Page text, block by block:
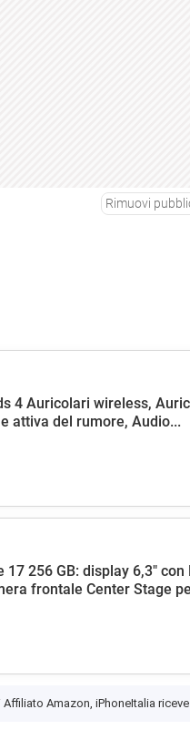
Rimuovi
4 Auricolari wireless,
attiva del rumore, Audio...
17 256 GB: display 6,3"
frontale Center Stage
Affiliato Amazon, iPhoneItalia